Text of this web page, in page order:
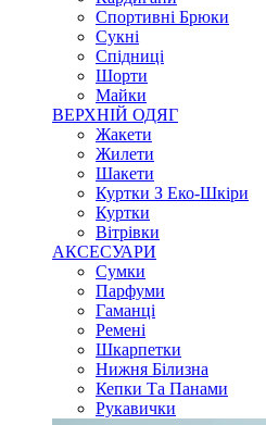
Спортивні Брюки
Сукні
Спідниці
Шорти
Майки
ВЕРХНІЙ ОДЯГ
Жакети
Жилети
Шакети
Куртки З Еко-Шкіри
Куртки
Вітрівки
АКСЕСУАРИ
Сумки
Парфуми
Гаманці
Ремені
Шкарпетки
Нижня Білизна
Кепки Та Панами
Рукавички